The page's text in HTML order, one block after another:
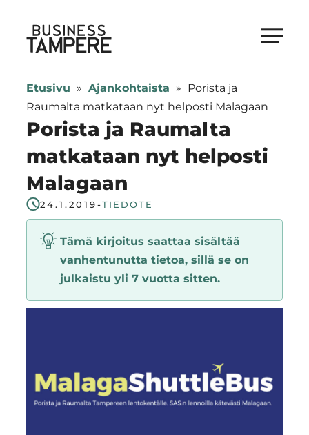
suoraan
sisältöön
Business Tampere
Tampere
supports
talents,
investors
and
entrepreneurs
in
making
smooth
Tampere
Etusivu » Ajankohtaista » Porista ja
Raumalta matkataan nyt helposti Malagaan
Porista ja Raumalta
matkataan nyt helposti
Malagaan
24.1.2019-TIEDOTE
Tämä kirjoitus saattaa sisältää
vanhentunutta tietoa, sillä se on
julkaistu yli 7 vuotta sitten.